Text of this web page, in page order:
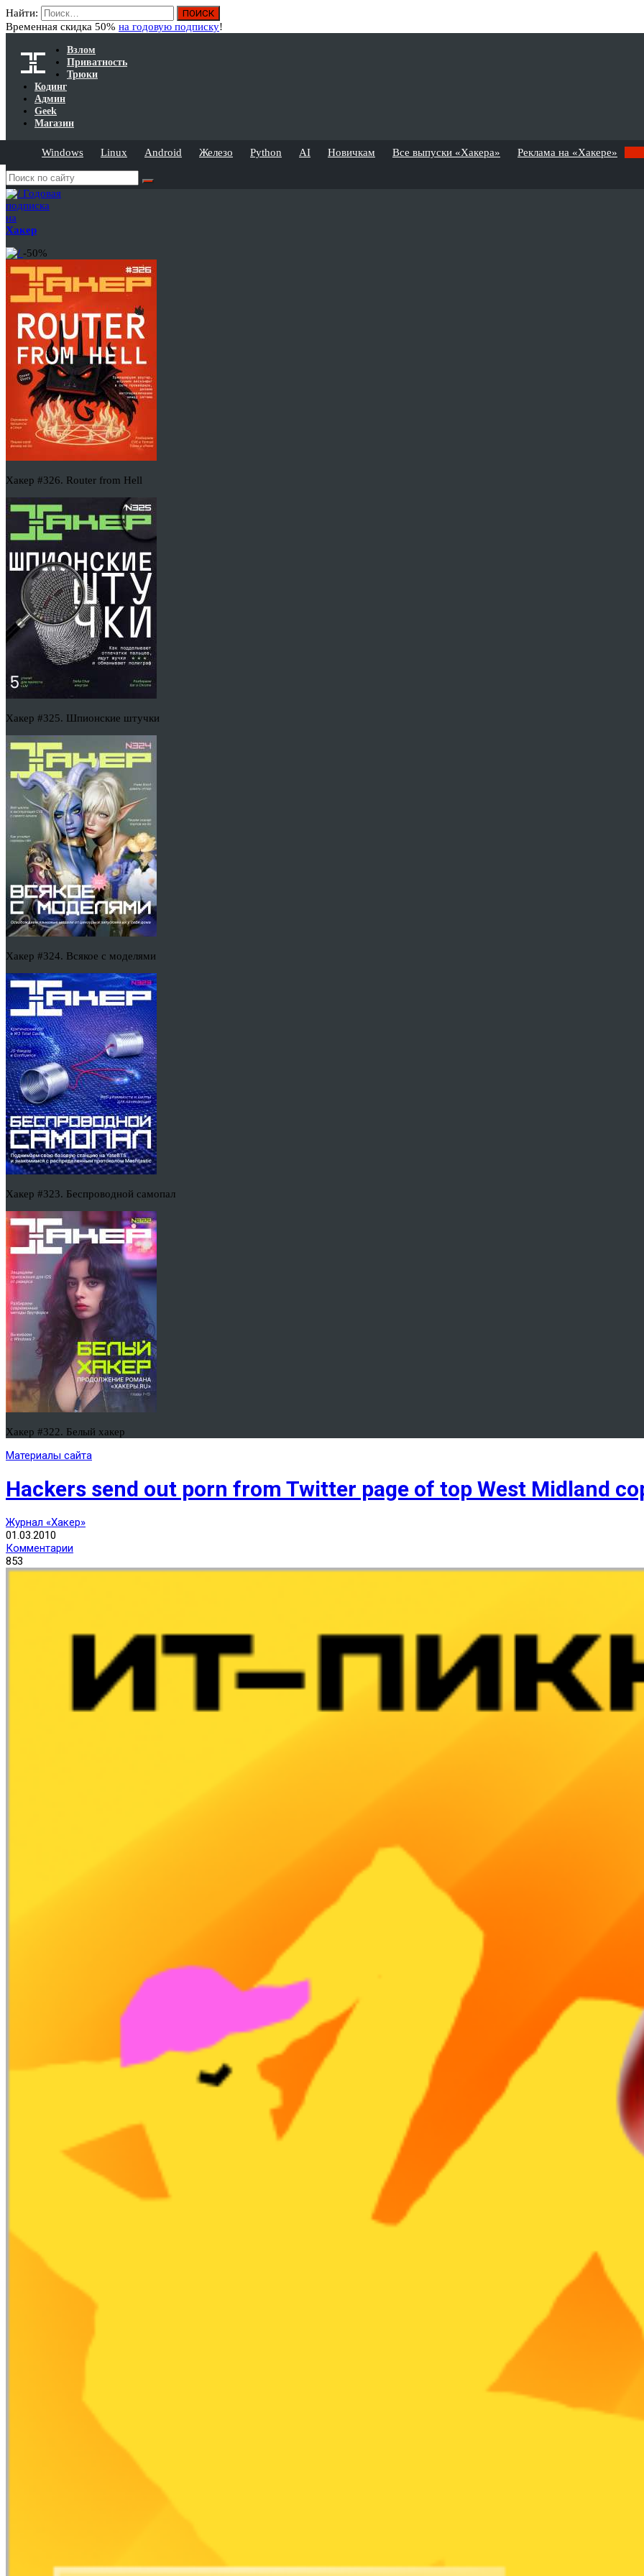
Найти:
Временная скидка 50% на годовую подписку!
Взлом
Приватность
Трюки
Кодинг
Админ
Geek
Магазин
Windows Linux Android Железо Python AI Новичкам Все выпуски «Хакера» Реклама на «Хакере»
Годовая
подписка
на
Хакер
-50%
Хакер #326. Router from Hell
Хакер #325. Шпионские штучки
Хакер #324. Всякое с моделями
Хакер #323. Беспроводной самопал
Хакер #322. Белый хакер
Материалы сайта
Hackers send out porn from Twitter page of top West Midland
Журнал «Хакер»
01.03.2010
Комментарии
853